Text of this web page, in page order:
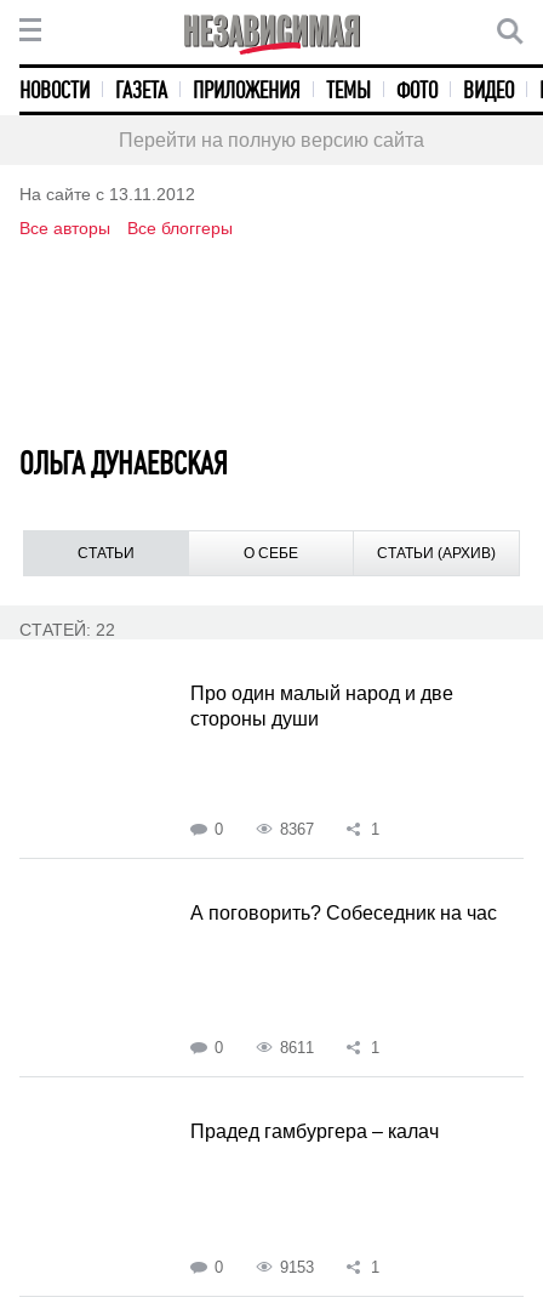
НОВОСТИ ГАЗЕТА ПРИЛОЖЕНИЯ ТЕМЫ ФОТО ВИДЕО
Перейти на полную версию сайта
На сайте с 13.11.2012
Все авторы
Все блоггеры
ОЛЬГА ДУНАЕВСКАЯ
СТАТЬИ О СЕБЕ СТАТЬИ (АРХИВ)
СТАТЕЙ: 22
Про один малый народ и две
стороны души
0 8367 1
А поговорить? Собеседник на час
0 8611 1
Прадед гамбургера – калач
0 9153 1